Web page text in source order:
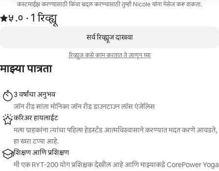
कस्टमाईझ करण्यासाठी किंवा बदल करण्यासाठी तुम्ही Nicole यांना मेसेज करू शकता.
1 रिव्ह्यूमधून 5 पैकी ५.० स्टार रेटिंग आहे
५.०
,
· 1 रिव्ह्यू
सर्व रिव्ह्यूज दाखवा
रिव्ह्यूज कसे काम करतात ते जाणून घ्या
माझ्या पात्रता
3 वर्षांचा अनुभव
जॉन रीड सांता मोनिका जॉन रीड डाउनटाउन लॉस एंजेलिस
करिअर हायलाईट
मला ग्राहकांना त्यांचा पहिला हेडस्टँड आत्मविश्वासाने करण्यात मदत करणे आवडते,
हा खरा टप्पा आहे.
शिक्षण आणि प्रशिक्षण
मी एक RYT-200 योग प्रशिक्षक देखील आहे आणि माझ्याकडे CorePower Yoga